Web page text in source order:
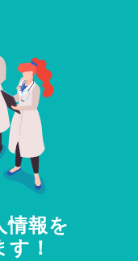
情報を
！